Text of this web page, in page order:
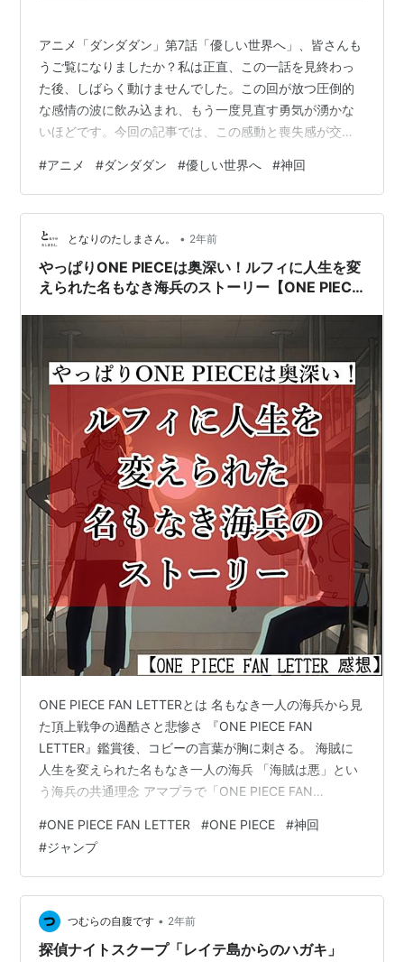
アニメ「ダンダダン」第7話「優しい世界へ」、皆さんも
うご覧になりましたか？私は正直、この一話を見終わっ
た後、しばらく動けませんでした。この回が放つ圧倒的
な感情の波に飲み込まれ、もう一度見直す勇気が湧かな
いほどです。今回の記事では、この感動と喪失感が交錯
お届けします。 リンク 1.アクロバティックさらさら、ズ
ルすぎる…！ 2.回想シーンと戦闘シーンのコントラスト
が見事 3.敵キャラの背景を掘り下げるという挑戦 4.少年
漫画らしいユーモアも忘れない 5.アクさらの娘はどうな
ったのか？成仏されたのか？ 6.神回すぎて、再視聴がつ
らい… まとめ：優しい…
#アニメ #ダンダダン #優しい世界へ #神回
となりのたしまさん。 • 2年前
やっぱりONE PIECEは奥深い！ルフィに人生を変
えられた名もなき海兵のストーリー【ONE PIECE
ONE PIECE FAN LETTERとは 名もなき一人の海兵から見
た頂上戦争の過酷さと悲惨さ 『ONE PIECE FAN
LETTER』鑑賞後、コビーの言葉が胸に刺さる。 海賊に
人生を変えられた名もなき一人の海兵 「海賊は悪」とい
う海兵の共通理念 アマプラで「ONE PIECE FAN
※「ONE PIECE.com」より画像引用。 ONE PIECE FAN
LETTERとは、 TVアニメ「ONE PIECE」の25周年を記念
して製作されたアニメーション作品です。 あらすじ 海
賊、麦わらのルフィが兄であるエースを失…
#ONE PIECE FAN LETTER #ONE PIECE #神回
#ジャンプ
つむらの自腹です • 2年前
探偵ナイトスクープ「レイテ島からのハガキ」